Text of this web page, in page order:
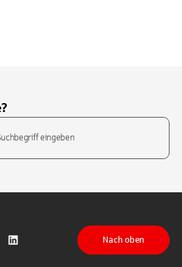
Instagram
auf TikTok
Sparkasse auf LinkedIn
Nach oben